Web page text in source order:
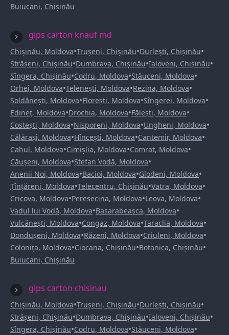
Buiucani, Chișinău
gips carton knauf md
Chișinău, Moldova•Trușeni, Chișinău•Durlești, Chișinău•
Strășeni, Chișinău•Dumbrava, Chișinău•Ialoveni, Chișinău•
Sîngera, Chișinău•Codru, Moldova•Stăuceni, Moldova•
Orhei, Moldova•Telenești, Moldova•Rezina, Moldova•
Șoldănești, Moldova•Florești, Moldova•Sîngerei, Moldova•
Edineț, Moldova•Drochia, Moldova•Fălești, Moldova•
Costești, Moldova•Nisporeni, Moldova•Ungheni, Moldova•
Călărași, Moldova•Hîncești, Moldova•Cantemir, Moldova•
Cahul, Moldova•Cimișlia, Moldova•Comrat, Moldova•
Căușeni, Moldova•Ștefan Vodă, Moldova•
Anenii Noi, Moldova•Bacioi, Moldova•Glodeni, Moldova•
Țînțăreni, Moldova•Telecentru, Chișinău•Vatra, Moldova•
Cricova, Moldova•Peresecina, Moldova•Leova, Moldova•
Vadul lui Vodă, Moldova•Basarabeasca, Moldova•
Vulcănești, Moldova•Congaz, Moldova•Taraclia, Moldova•
Dondușeni, Moldova•Răzeni, Moldova•Criuleni, Moldova•
Colonița, Moldova•Ciocana, Chișinău•Botanica, Chișinău•
Buiucani, Chișinău
gips carton chisinau
Chișinău, Moldova•Trușeni, Chișinău•Durlești, Chișinău•
Strășeni, Chișinău•Dumbrava, Chișinău•Ialoveni, Chișinău•
Sîngera, Chișinău•Codru, Moldova•Stăuceni, Moldova•